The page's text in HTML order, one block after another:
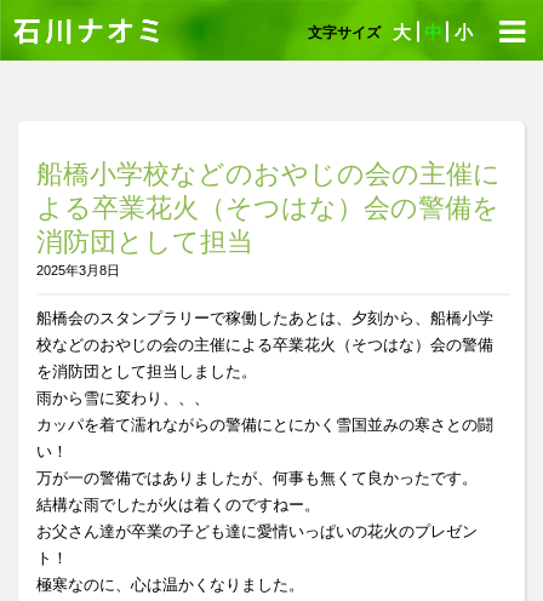
文字サイズ 大 中 小
船橋小学校などのおやじの会の主催に
よる卒業花火（そつはな）会の警備を
消防団として担当
2025年3月8日
船橋会のスタンプラリーで稼働したあとは、夕刻から、船橋小学
校などのおやじの会の主催による卒業花火（そつはな）会の警備
を消防団として担当しました。
雨から雪に変わり、、、
カッパを着て濡れながらの警備にとにかく雪国並みの寒さとの闘
い！
万が一の警備ではありましたが、何事も無くて良かったです。
結構な雨でしたが火は着くのですねー。
お父さん達が卒業の子ども達に愛情いっぱいの花火のプレゼン
ト！
極寒なのに、心は温かくなりました。